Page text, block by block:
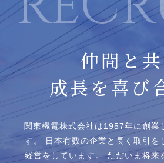
仲間と
成長を喜び
関東機電株式会社は1957年に創業
す。
日本有数の企業と⻑く取引を
経営をしています。ただいま将来